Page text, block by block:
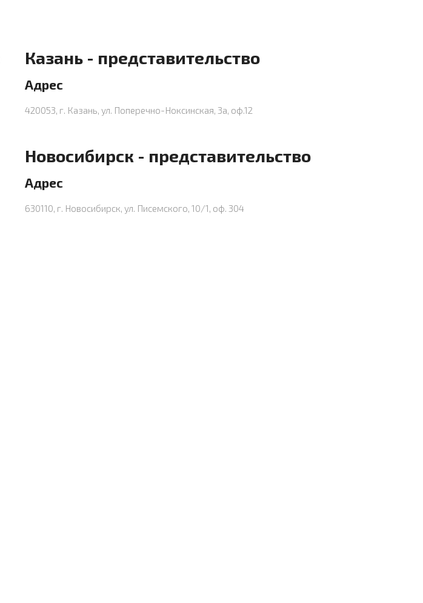
Казань - представительство
Адрес
420053, г. Казань, ул. Поперечно-Ноксинская, 3а, оф.12
Новосибирск - представительство
Адрес
630110, г. Новосибирск, ул. Писемского, 10/1, оф. 304